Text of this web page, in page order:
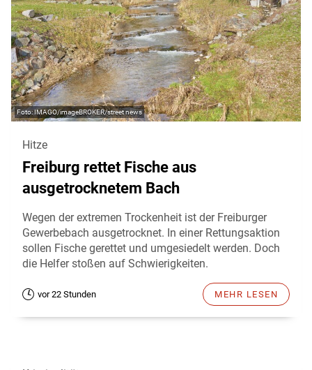
IMAGO/imageBROKER/street news
Hitze
Freiburg rettet Fische aus
ausgetrocknetem Bach
Wegen der extremen Trockenheit ist der Freiburger
Gewerbebach ausgetrocknet. In einer Rettungsaktion
sollen Fische gerettet und umgesiedelt werden. Doch
die Helfer stoßen auf Schwierigkeiten.
vor 22 Stunden MEHR LESEN